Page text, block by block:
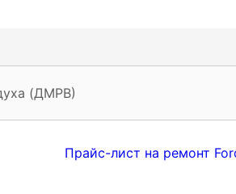
(ДМРВ)
Прайс-лист на ремонт